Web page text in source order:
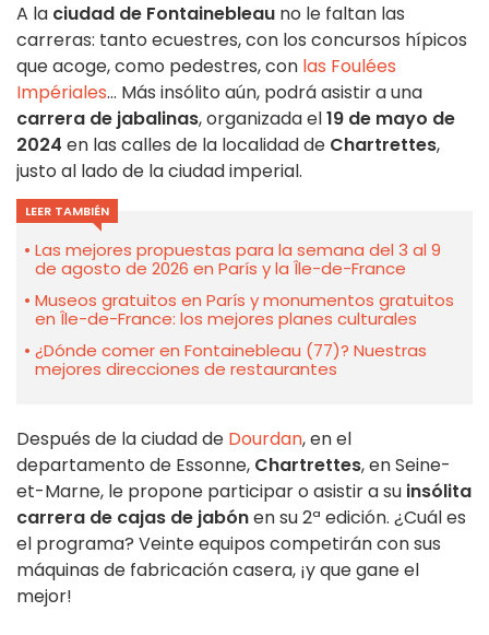
A la ciudad de Fontainebleau no le faltan las
carreras: tanto ecuestres, con los concursos hípicos
que acoge, como pedestres, con las Foulées
Impériales... Más insólito aún, podrá asistir a una
carrera de jabalinas, organizada el19 de mayo de
2024 en las calles de la localidad de Chartrettes,
justo al lado de la ciudad imperial.
LEER TAMBIÉN
Las mejores propuestas para la semana del 3 al 9
de agosto de 2026 en París y la Île-de-France
Museos gratuitos en París y monumentos gratuitos
en Île-de-France: los mejores planes culturales
¿Dónde comer en Fontainebleau (77)? Nuestras
mejores direcciones de restaurantes
Después de la ciudad de Dourdan, en el
departamento de Essonne, Chartrettes, en Seine-
et-Marne, le propone participar o asistir a su insólita
carrera de cajas de jabónen su 2ª edición. ¿Cuál es
el programa? Veinte equipos competirán con sus
máquinas de fabricación casera, ¡y que gane el
mejor!